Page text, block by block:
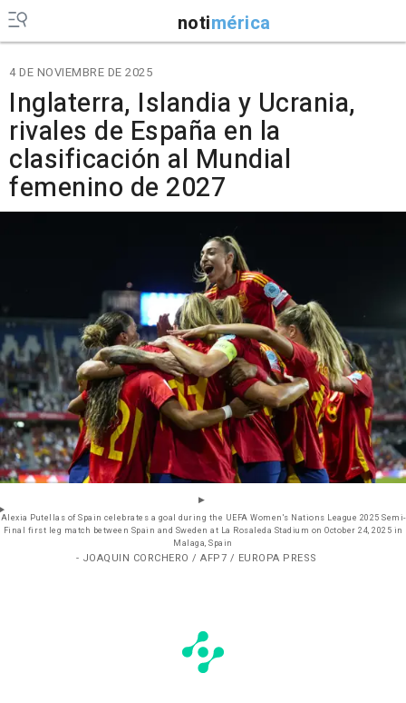
notimérica
4 DE NOVIEMBRE DE 2025
Inglaterra, Islandia y Ucrania,
rivales de España en la
clasificación al Mundial
femenino de 2027
Alexia Putellas of Spain celebrates a goal during the UEFA Women's Nations League 2025 Semi-
Final first leg match between Spain and Sweden at La Rosaleda Stadium on October 24, 2025 in
Malaga, Spain
- JOAQUIN CORCHERO / AFP7 / EUROPA PRESS